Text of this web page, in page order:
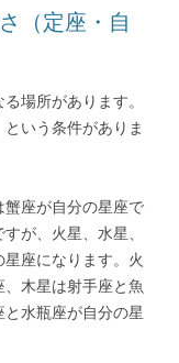
（定座・自
場所があります。
いう条件がありま
座が自分の星座で
が、火星、水星、
座になります。火
木星は射手座と魚
水瓶座が自分の星